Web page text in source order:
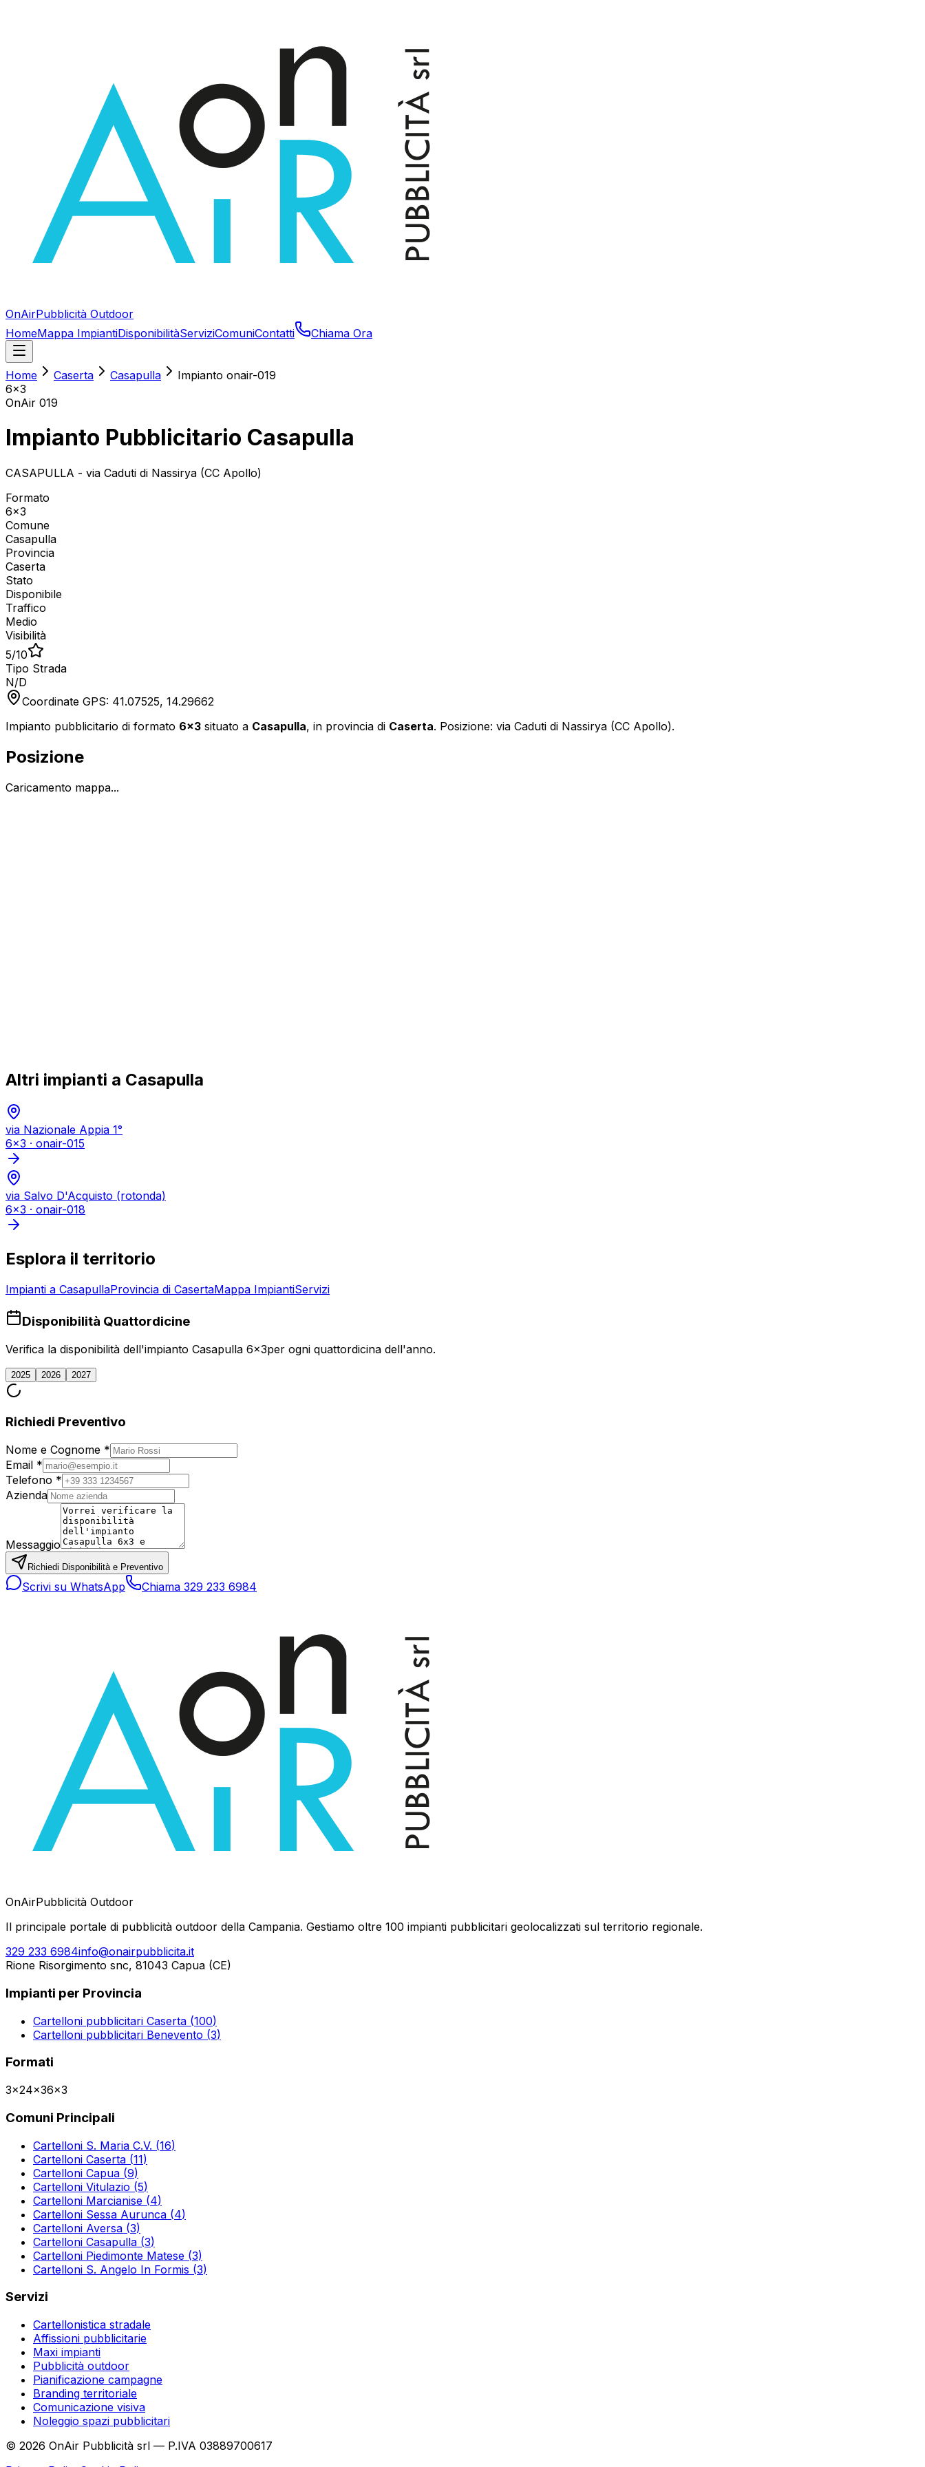
OnAirPubblicità Outdoor
HomeMappa ImpiantiDisponibilitàServiziComuniContatti Chiama Ora
Home Caserta Casapulla
Impianto onair-019
6x3
OnAir 019
Impianto Pubblicitario Casapulla
CASAPULLA - via Caduti di Nassirya (CC Apollo)
Formato
6x3
Comune
Casapulla
Provincia
Caserta
Stato
Disponibile
Traffico
Medio
Visibilità
5/10
Tipo Strada
N/D
Coordinate GPS: 41.07525, 14.29662
Impianto pubblicitario di formato 6x3 situato a Casapulla, in provincia di Caserta. Posizione: via Caduti di Nassirya (CC Apollo).
Posizione
Caricamento mappa...
Altri impianti a Casapulla
via Nazionale Appia 1°
6x3 · onair-015
via Salvo D'Acquisto (rotonda)
6x3 · onair-018
Esplora il territorio
Impianti a CasapullaProvincia di CasertaMappa ImpiantiServizi
Disponibilità Quattordicine
Verifica la disponibilità dell'impianto Casapulla 6x3per ogni quattordicina dell'anno.
2025 2026 2027
Richiedi Preventivo
Nome e Cognome *
Email *
Telefono *
Azienda
Messaggio
Richiedi Disponibilità e Preventivo
Scrivi su WhatsApp Chiama 329 233 6984
OnAirPubblicità Outdoor
Il principale portale di pubblicità outdoor della Campania. Gestiamo oltre 100 impianti pubblicitari geolocalizzati sul territorio regionale.
329 233 6984info@onairpubblicita.it
Rione Risorgimento snc, 81043 Capua (CE)
Impianti per Provincia
Cartelloni pubblicitari Caserta (100)
Cartelloni pubblicitari Benevento (3)
Formati
3x24x36x3
Comuni Principali
Cartelloni S. Maria C.V. (16)
Cartelloni Caserta (11)
Cartelloni Capua (9)
Cartelloni Vitulazio (5)
Cartelloni Marcianise (4)
Cartelloni Sessa Aurunca (4)
Cartelloni Aversa (3)
Cartelloni Casapulla (3)
Cartelloni Piedimonte Matese (3)
Cartelloni S. Angelo In Formis (3)
Servizi
Cartellonistica stradale
Affissioni pubblicitarie
Maxi impianti
Pubblicità outdoor
Pianificazione campagne
Branding territoriale
Comunicazione visiva
Noleggio spazi pubblicitari
© 2026 OnAir Pubblicità srl — P.IVA 03889700617